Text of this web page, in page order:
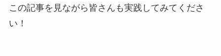
この記事を見ながら皆さんも実践してみてくださ
い！